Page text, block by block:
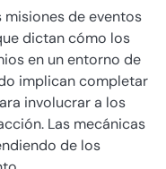
misiones de eventos
dictan cómo los
en un entorno de
implican completar
involucrar a los
Las mecánicas
de los